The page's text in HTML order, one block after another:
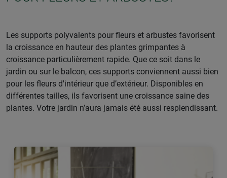
Les supports polyvalents pour fleurs et arbustes favorisent
la croissance en hauteur des plantes grimpantes à
croissance particulièrement rapide. Que ce soit dans le
jardin ou sur le balcon, ces supports conviennent aussi bien
pour les fleurs d'intérieur que d’extérieur. Disponibles en
différentes tailles, ils favorisent une croissance saine des
plantes. Votre jardin n’aura jamais été aussi resplendissant.